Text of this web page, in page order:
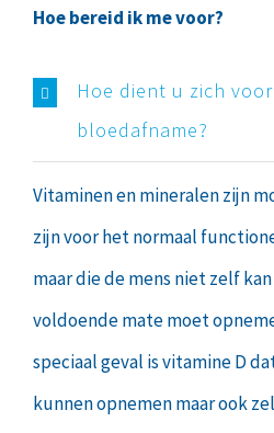
Hoe bereid ik me voor?
Hoe dient u zich
bloedafname?
Vitaminen en mineralen zijn
zijn voor het normaal
maar die de mens niet zelf
voldoende mate moet
speciaal geval is vitamine D
kunnen opnemen maar ook